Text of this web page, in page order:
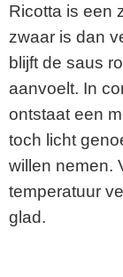
Ricotta is een
zwaar is dan
blijft de saus
aanvoelt. In
ontstaat een
toch licht
willen nemen.
temperatuur
glad.